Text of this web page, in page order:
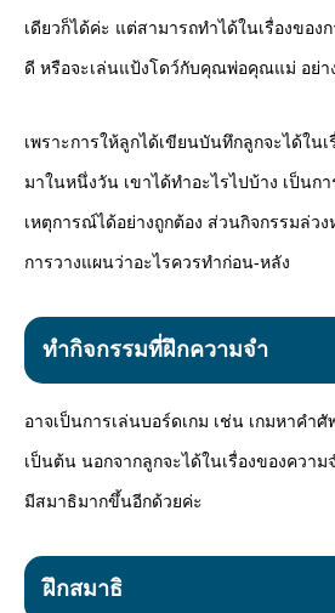
เดียวก็ได้ค่ะ แต่สามารถทำได้ในเรื่องขอ
ดี หรือจะเล่นแป้งโดว์กับคุณพ่อคุณแม่ อย่า
เพราะการให้ลูกได้เขียนบันทึกลูกจะได้ใน
มาในหนึ่งวัน เขาได้ทำอะไรไปบ้าง เป็นก
เหตุการณ์ได้อย่างถูกต้อง ส่วนกิจกรรมล่วง
การวางแผนว่าอะไรควรทำก่อน-หลัง
ทำกิจกรรมที่ฝึกความจำ
อาจเป็นการเล่นบอร์ดเกม เช่น เกมหาคำ
เป็นต้น นอกจากลูกจะได้ในเรื่องของควา
มีสมาธิมากขึ้นอีกด้วยค่ะ
ฝึกสมาธิ